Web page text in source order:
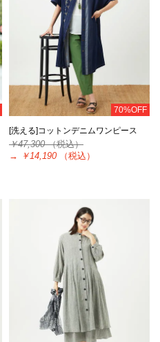
70%OFF
[洗える]コットンデニムワンピース
￥47,300（税込）
→
￥14,190 （税込）